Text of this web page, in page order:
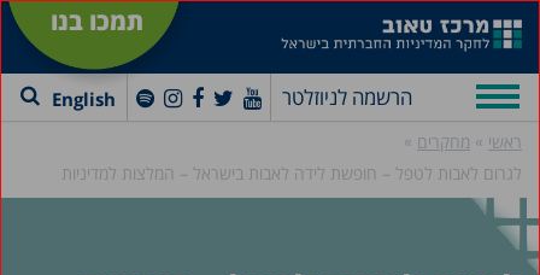
תמכו בנו
הרשמה לניוזלטר English
ראשי » מחקרים »
לגרום לאבות לטפל – חופשת לידה לאבות בישראל – המלצות למדיניות